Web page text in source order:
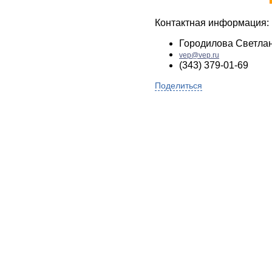
Контактная информация:
Городилова
vep@vep.ru
(343) 379-01-69
Поделиться